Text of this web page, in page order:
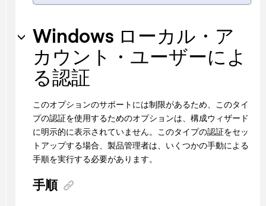
Windows ローカル・ア
カウント・ユーザーによ
る認証
このオプションのサポートには制限があるため、このタイ
プの認証を使用するためのオプションは、構成ウィザード
に明示的に表示されていません。このタイプの認証をセッ
トアップする場合、製品管理者は、いくつかの手動による
手順を実行する必要があります。
手順